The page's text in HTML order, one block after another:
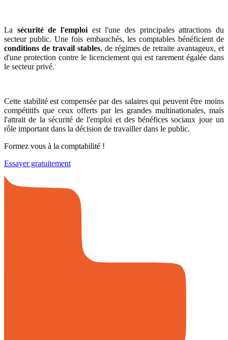
La sécurité de l'emploi est l'une des principales attractions du
secteur public. Une fois embauchés, les comptables bénéficient de
conditions de travail stables, de régimes de retraite avantageux, et
d'une protection contre le licenciement qui est rarement égalée dans
le secteur privé.
Cette stabilité est compensée par des salaires qui peuvent être moins
compétitifs que ceux offerts par les grandes multinationales, mais
l'attrait de la sécurité de l'emploi et des bénéfices sociaux joue un
rôle important dans la décision de travailler dans le public.
Formez vous à la comptabilité !
Essayer gratuitement